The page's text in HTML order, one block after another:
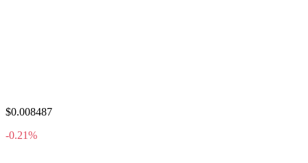
$0.008487
-0.21%